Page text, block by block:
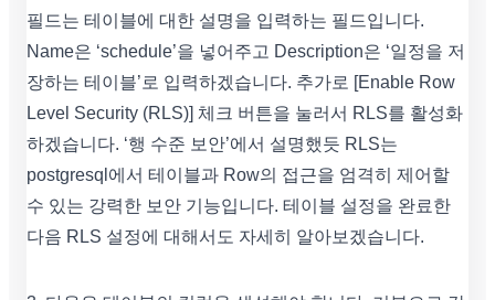
필드는 테이블에 대한 설명을 입력하는 필드입니다.
Name은 ‘schedule’을 넣어주고 Description은 ‘일정을 저
장하는 테이블’로 입력하겠습니다. 추가로 [Enable Row
Level Security (RLS)] 체크 버튼을 눌러서 RLS를 활성화
하겠습니다. ‘행 수준 보안’에서 설명했듯 RLS는
postgresql에서 테이블과 Row의 접근을 엄격히 제어할
수 있는 강력한 보안 기능입니다. 테이블 설정을 완료한
다음 RLS 설정에 대해서도 자세히 알아보겠습니다.